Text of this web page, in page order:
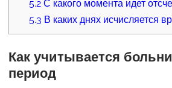
5.2 С какого момента идет
5.3 В каких днях исчисляется
Как учитывается
период